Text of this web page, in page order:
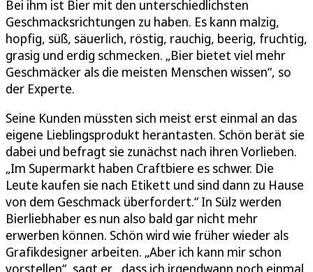
Bei ihm ist Bier mit den unterschiedlichsten
Geschmacksrichtungen zu haben. Es kann malzig,
hopfig, süß, säuerlich, röstig, rauchig, beerig, fruchtig,
grasig und erdig schmecken. „Bier bietet viel mehr
Geschmäcker als die meisten Menschen wissen“, so
der Experte.
Seine Kunden müssten sich meist erst einmal an das
eigene Lieblingsprodukt herantasten. Schön berät sie
dabei und befragt sie zunächst nach ihren Vorlieben.
„Im Supermarkt haben Craftbiere es schwer. Die
Leute kaufen sie nach Etikett und sind dann zu Hause
von dem Geschmack überfordert.“ In Sülz werden
Bierliebhaber es nun also bald gar nicht mehr
erwerben können. Schön wird wie früher wieder als
Grafikdesigner arbeiten. „Aber ich kann mir schon